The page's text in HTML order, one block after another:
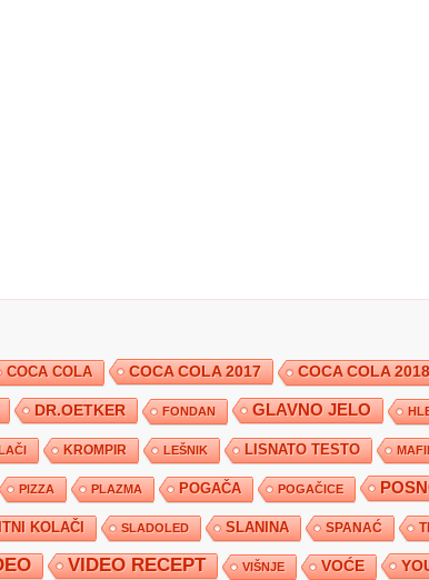
COCA COLA COCA COLA 2017 COCA COLA 2018
DR.OETKER FONDAN GLAVNO JELO
KROMPIR LEŠNIK LISNATO TESTO
PIZZA PLAZMA POGAČA POGAČICE
KOLAČI SLADOLED SLANINA SPANAĆ
VIDEO RECEPT VIŠNJE VOĆE